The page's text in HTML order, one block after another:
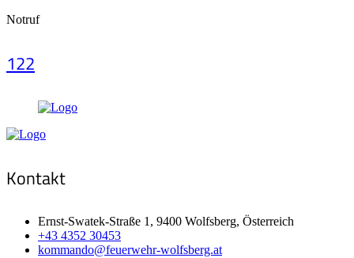
Notruf
122
Kontakt
Ernst-Swatek-Straße 1, 9400 Wolfsberg, Österreich
+43 4352 30453
kommando@feuerwehr-wolfsberg.at